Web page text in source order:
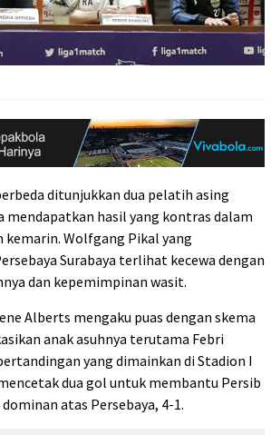
ditunjukkan dua pelatih asing
mendapatkan hasil yang kontras dalam
Wolfgang Pikal yang
Surabaya terlihat kecewa dengan
dan kepemimpinan wasit.
Alberts mengaku puas dengan skema
anak asuhnya terutama Febri
yang dimainkan di Stadion I
dua gol untuk membantu Persib
atas Persebaya, 4-1.